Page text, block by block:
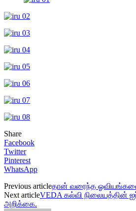
Share
Facebook
Twitter
Pinterest
WhatsApp
Previous articleதான் வரைந்த
Next articleVEDA கல்வி நிலையத்தின்
அறிக்கை.